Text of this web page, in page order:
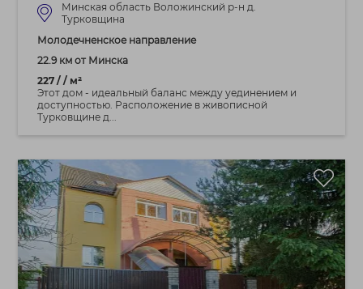
Минская область Воложинский р-н д.
Турковщина
Молодечненское направление
22.9 км от Минска
227 / / м²
Этот дом - идеальный баланс между уединением и
доступностью. Расположение в живописной
Турковщине д...